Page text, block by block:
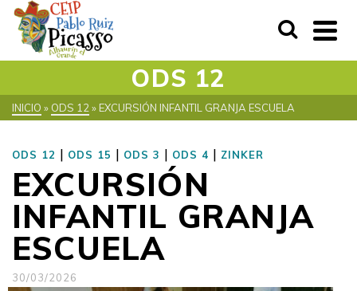
ODS 12
INICIO » ODS 12 »EXCURSIÓN INFANTIL GRANJA ESCUELA
ODS 12 | ODS 15 | ODS 3 | ODS 4 | ZINKER
EXCURSIÓN
INFANTIL GRANJA
ESCUELA
30/03/2026